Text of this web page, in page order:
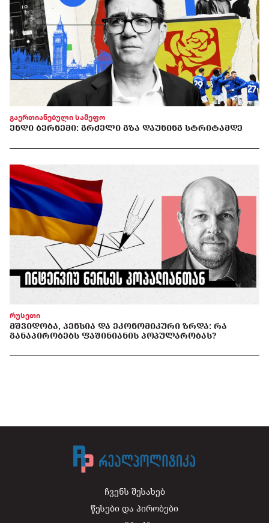
გაერთიანებული სამეფო
ᲔᲜᲓᲘ ᲑᲔᲠᲜᲔᲛᲘ: ᲒᲠᲫᲔᲚᲘ ᲒᲖᲐ ᲓᲐᲣᲜᲘᲜᲒ ᲡᲢᲠᲘᲢᲐᲛᲓᲔ
რუსეთი
ᲛᲨᲕᲘᲓᲝᲑᲐ, ᲞᲔᲜᲡᲘᲐ ᲓᲐ ᲔᲙᲝᲜᲝᲛᲘᲙᲣᲠᲘ ᲖᲠᲓᲐ: ᲠᲐ
ᲒᲐᲜᲐᲞᲘᲠᲝᲑᲔᲑᲡ ᲤᲐᲨᲘᲜᲘᲐᲜᲘᲡ ᲞᲝᲞᲣᲚᲐᲠᲝᲑᲐᲡ?
ჩვენს შესახებ
წესები და პირობები